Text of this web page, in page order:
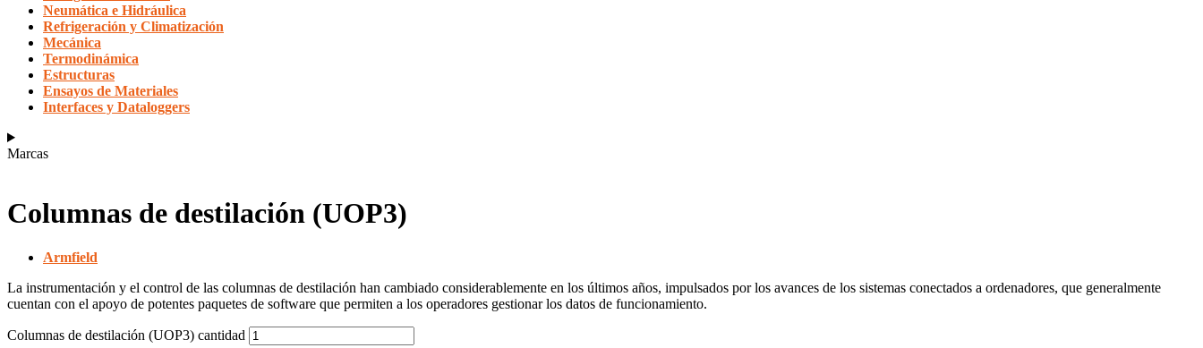
Neumática e Hidráulica
Refrigeración y Climatización
Mecánica
Termodinámica
Estructuras
Ensayos de Materiales
Interfaces y Dataloggers
Marcas
Columnas de destilación (UOP3)
Armfield
La instrumentación y el control de las columnas de destilación han cambiado considerablemente en los últimos años, impulsados ​​por los avances de los sistemas conectados a ordenadores, que generalmente
cuentan con el apoyo de potentes paquetes de software que permiten a los operadores gestionar los datos de funcionamiento.
Columnas de destilación (UOP3) cantidad